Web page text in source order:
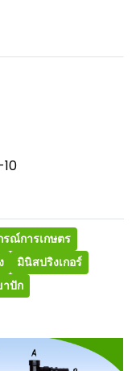
รณ์การเกษตร
มินิสปริงเกอร์
าปัก